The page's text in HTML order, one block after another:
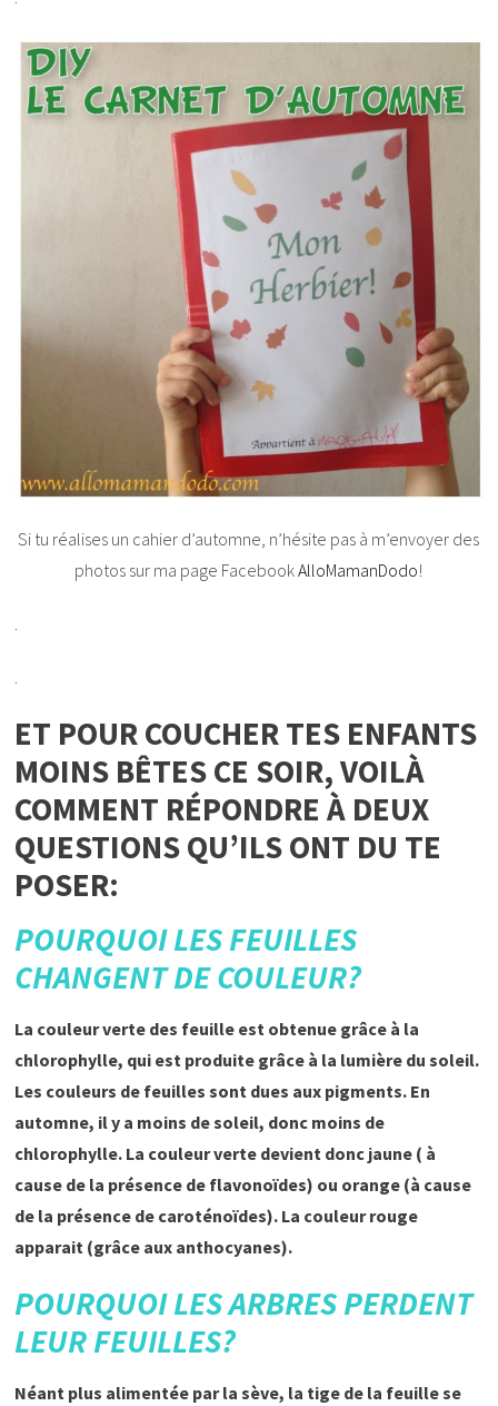
Si tu réalises un cahier d’automne, n’hésite pas à m’envoyer des
photos sur ma page FacebookAlloMamanDodo!
.
.
ET POUR COUCHER TES ENFANTS
MOINS BÊTES CE SOIR, VOILÀ
COMMENT RÉPONDRE À DEUX
QUESTIONS QU’ILS ONT DU TE
POSER:
POURQUOI LES FEUILLES
CHANGENT DE COULEUR?
La couleur verte des feuille est obtenue grâce à la
chlorophylle, qui est produite grâce à la lumière du soleil.
Les couleurs de feuilles sont dues aux pigments. En
automne, il y a moins de soleil, donc moins de
chlorophylle. La couleur verte devient donc jaune ( à
cause de la présence de flavonoïdes) ou orange (à cause
de la présence de caroténoïdes). La couleur rouge
apparait (grâce aux anthocyanes).
POURQUOI LES ARBRES PERDENT
LEUR FEUILLES?
Néant plus alimentée par la sève, la tige de la feuille se